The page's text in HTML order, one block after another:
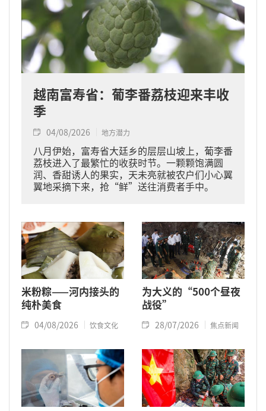
越南富寿省：葡李番荔枝迎来丰收
季
04/08/2026 地方潜力
八月伊始，富寿省大廷乡的层层山坡上，葡李番
荔枝进入了最繁忙的收获时节。一颗颗饱满圆
润、香甜诱人的果实，天未亮就被农户们小心翼
翼地采摘下来，抢“鲜”送往消费者手中。
米粉粽——河内接头的
纯朴美食
04/08/2026 饮食文化
为大义的“500个昼夜
战役”
28/07/2026 焦点新闻